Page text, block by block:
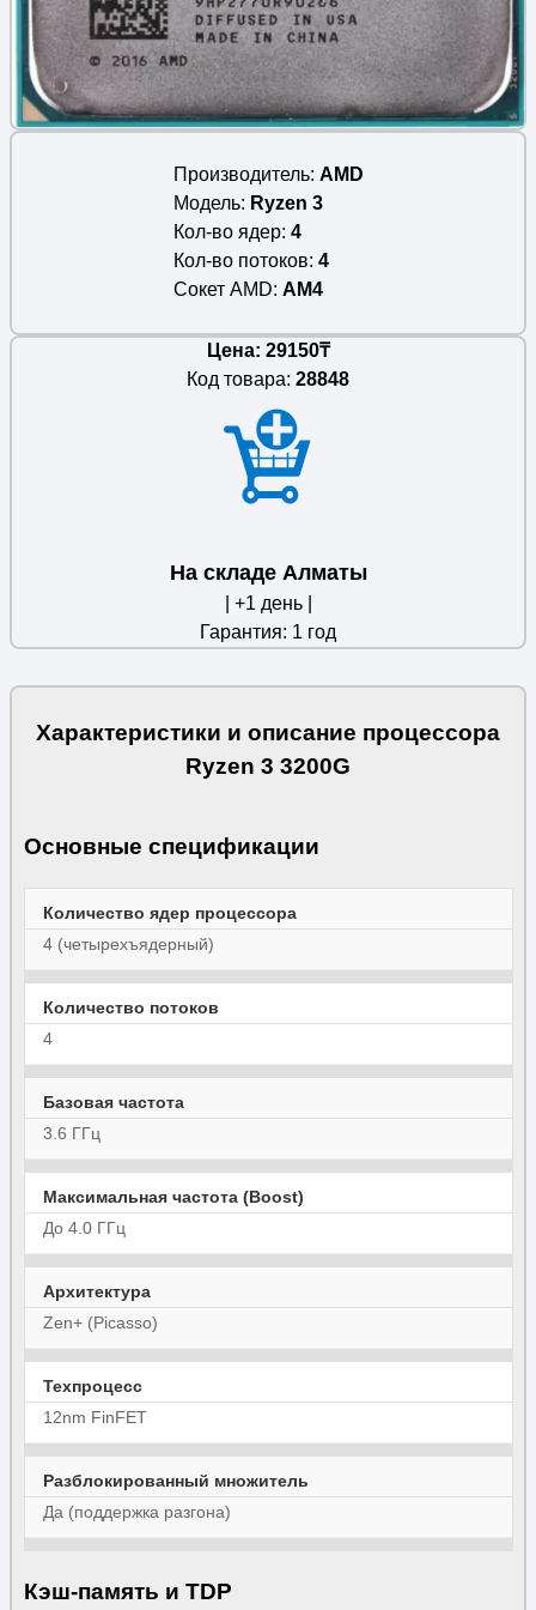
Производитель AMD
Модель
Ryzen 3
Кол-во ядер 4
Кол-во потоков 4
Сокет AMD AM4
Цена: 29150₸
Код товара: 28848
На складе Алматы
| +1 день |
Гарантия: 1 год
Характеристики и описание процессора
Ryzen 3 3200G
Основные спецификации
Количество ядер процессора
4 (четырехъядерный)
Количество потоков
4
Базовая частота
3.6 ГГц
Максимальная частота (Boost)
До 4.0 ГГц
Архитектура
Zen+ (Picasso)
Техпроцесс
12nm FinFET
Разблокированный множитель
Да (поддержка разгона)
Кэш-память и TDP